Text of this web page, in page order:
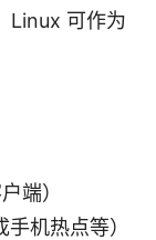
Linux 可作为
端）
机热点等）